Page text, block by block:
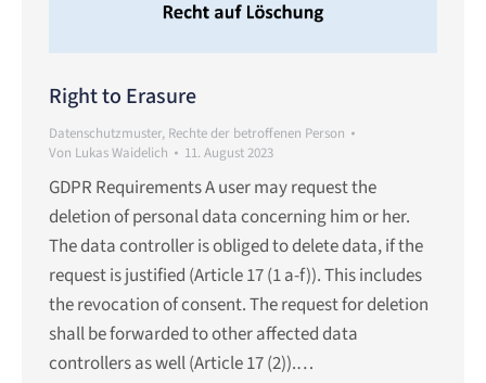
Right to Erasure
Datenschutzmuster, Rechte der betroffenen Person
Von Lukas Waidelich 11. August 2023
GDPR Requirements A user may request the
deletion of personal data concerning him or her.
The data controller is obliged to delete data, if the
request is justified (Article 17 (1 a-f)). This includes
the revocation of consent. The request for deletion
shall be forwarded to other affected data
controllers as well (Article 17 (2)).…